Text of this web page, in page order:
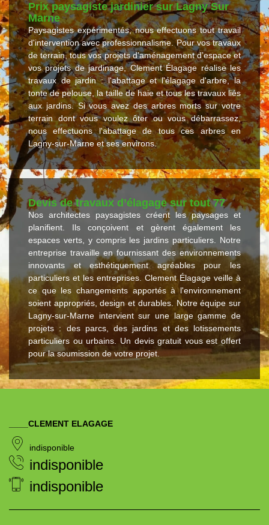
Prix paysagiste jardinier sur Lagny Sur
Marne
Paysagistes expérimentés, nous effectuons tout travail
d'intervention avec professionnalisme. Pour vos travaux
de terrain, tous vos projets d’aménagement d’espace et
vos projets de jardinage, Clement Élagage réalise les
travaux de jardin : l'abattage et l'élagage d'arbre, la
tonte de pelouse, la taille de haie et tous les travaux liés
aux jardins. Si vous avez des arbres morts sur votre
terrain dont vous voulez ôter ou vous débarrassez,
nous effectuons l'abattage de tous ces arbres en
Lagny-sur-Marne et ses environs.
Devis de travaux d’élagage sur tout 77
Nos architectes paysagistes créent les paysages et
planifient. Ils conçoivent et gèrent également les
espaces verts, y compris les jardins particuliers. Notre
entreprise travaille en fournissant des environnements
innovants et esthétiquement agréables pour les
particuliers et les entreprises. Clement Élagage veille à
ce que les changements apportés à l'environnement
soient appropriés, design et durables. Notre équipe sur
Lagny-sur-Marne intervient sur une large gamme de
projets : des parcs, des jardins et des lotissements
particuliers ou urbains. Un devis gratuit vous est offert
pour la soumission de votre projet.
____CLEMENT ELAGAGE
indisponible
indisponible
indisponible